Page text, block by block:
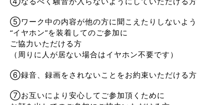
⑤ワーク中の内容が他の方に聞こえたりしないよう
“イヤホン”を装着してのご参加に
ご協力いただける方
（周りに人が居ない場合はイヤホン不要です）
⑥録音、録画をされないことをお約束いただける方
⑦お互いにより安心してご参加頂くために